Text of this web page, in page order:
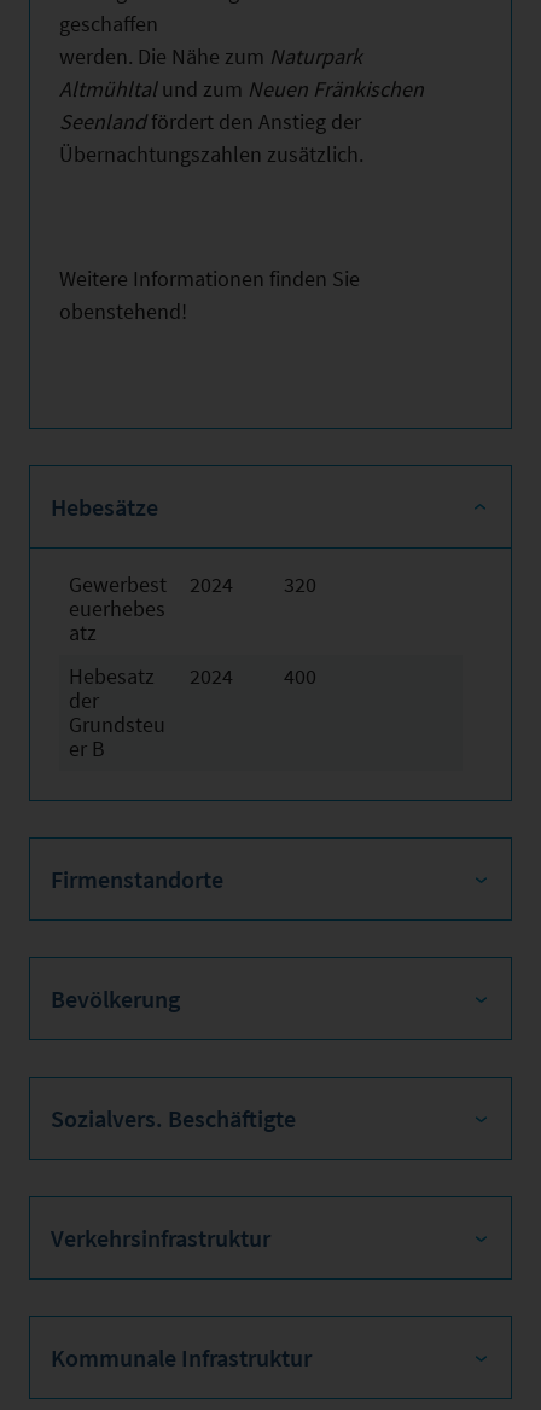
geschaffen
werden. Die Nähe zum Naturpark
Altmühltalund zum Neuen Fränkischen
Seenlandfördert den Anstieg der
Übernachtungszahlen zusätzlich.
Weitere Informationen finden Sie
obenstehend!
Hebesätze
Gewerbest
euerhebes
atz
2024 320
Hebesatz
der
Grundsteu
er B
2024 400
Firmenstandorte
Bevölkerung
Sozialvers. Beschäftigte
Verkehrsinfrastruktur
Kommunale Infrastruktur